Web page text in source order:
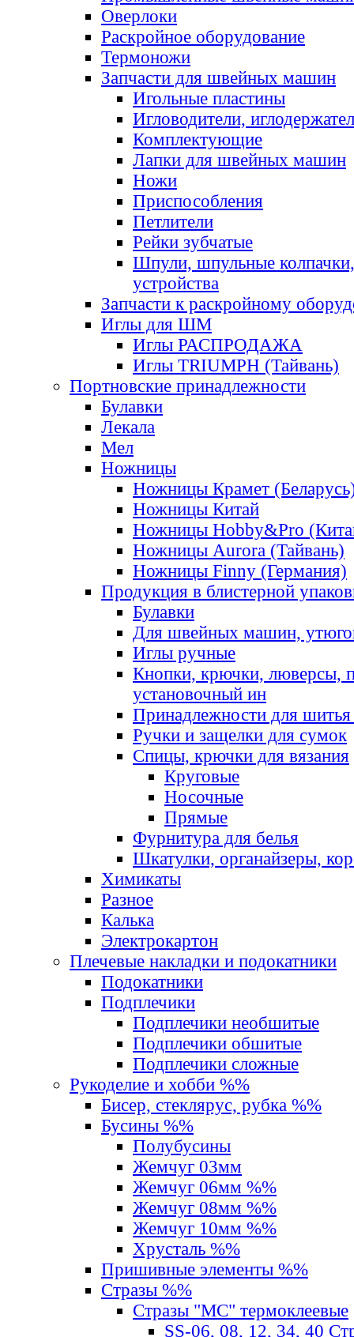
Оверлоки
Раскройное оборудование
Термоножи
Запчасти для швейных машин
Игольные пластины
Игловодители,
Комплектующие
Лапки для швейных машин
Ножи
Приспособления
Петлители
Рейки зубчатые
Шпули, шпульные
устройства
Запчасти к раскройному
Иглы для ШМ
Иглы РАСПРОДАЖА
Иглы TRIUMPH (Тайвань)
Портновские принадлежности
Булавки
Лекала
Мел
Ножницы
Ножницы Крамет
Ножницы Китай
Ножницы Hobby&Pro
Ножницы Aurora (Тайвань)
Ножницы Finny (Германия)
Продукция в блистерной
Булавки
Для швейных машин,
Иглы ручные
Кнопки, крючки, люверсы,
установочный ин
Принадлежности для шитья
Ручки и защелки для сумок
Спицы, крючки для вязания
Круговые
Носочные
Прямые
Фурнитура для белья
Шкатулки, органайзеры,
Химикаты
Разное
Калька
Электрокартон
Плечевые накладки и подокатники
Подокатники
Подплечики
Подплечики необшитые
Подплечики обшитые
Подплечики сложные
Рукоделие и хобби %%
Бисер, стеклярус, рубка %%
Бусины %%
Полубусины
Жемчуг 03мм
Жемчуг 06мм %%
Жемчуг 08мм %%
Жемчуг 10мм %%
Хрусталь %%
Пришивные элементы %%
Стразы %%
Стразы "MС" термоклеевые
SS-06, 08, 12, 34, 40